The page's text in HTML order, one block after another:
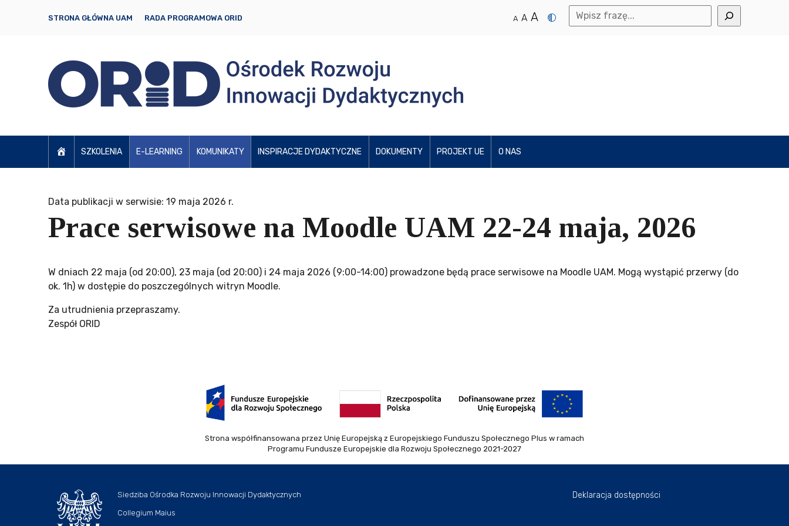
STRONA GŁÓWNA UAM RADA PROGRAMOWA ORID A A A
SZKOLENIA E-LEARNING KOMUNIKATY INSPIRACJE DYDAKTYCZNE DOKUMENTY PROJEKT UE O NAS
Data publikacji w serwisie: 19 maja 2026 r.
Prace serwisowe na Moodle UAM 22-24 maja, 2026
W dniach 22 maja (od 20:00), 23 maja (od 20:00) i 24 maja 2026 (9:00-14:00) prowadzone będą prace serwisowe na Moodle UAM. Mogą wystąpić przerwy (do
ok. 1h) w dostępie do poszczególnych witryn Moodle.
Za utrudnienia przepraszamy.
Zespół ORID
Strona współfinansowana przez Unię Europejską z Europejskiego Funduszu Społecznego Plus w ramach
Programu Fundusze Europejskie dla Rozwoju Społecznego 2021-2027
Siedziba Ośrodka Rozwoju Innowacji Dydaktycznych
Collegium Maius
Deklaracja dostępności